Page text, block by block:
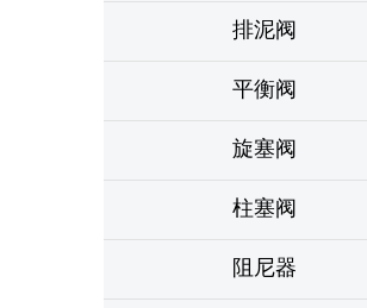
排泥阀
平衡阀
旋塞阀
柱塞阀
阻尼器